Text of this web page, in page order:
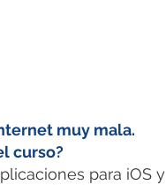
muy mala.
curso?
para iOS y